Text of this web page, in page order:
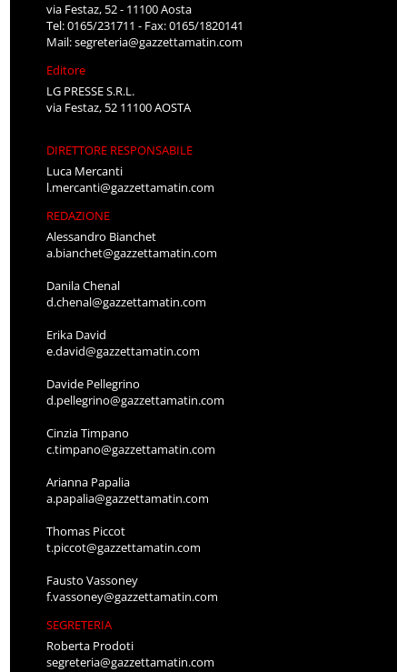
via Festaz, 52 - 11100 Aosta
Tel: 0165/231711 - Fax: 0165/1820141
Mail:segreteria@gazzettamatin.com
Editore
LG PRESSE S.R.L.
via Festaz, 52 11100 AOSTA
DIRETTORE RESPONSABILE
Luca Mercanti
l.mercanti@gazzettamatin.com
REDAZIONE
Alessandro Bianchet
a.bianchet@gazzettamatin.com
Danila Chenal
d.chenal@gazzettamatin.com
Erika David
e.david@gazzettamatin.com
Davide Pellegrino
d.pellegrino@gazzettamatin.com
Cinzia Timpano
c.timpano@gazzettamatin.com
Arianna Papalia
a.papalia@gazzettamatin.com
Thomas Piccot
t.piccot@gazzettamatin.com
Fausto Vassoney
f.vassoney@gazzettamatin.com
SEGRETERIA
Roberta Prodoti
segreteria@gazzettamatin.com